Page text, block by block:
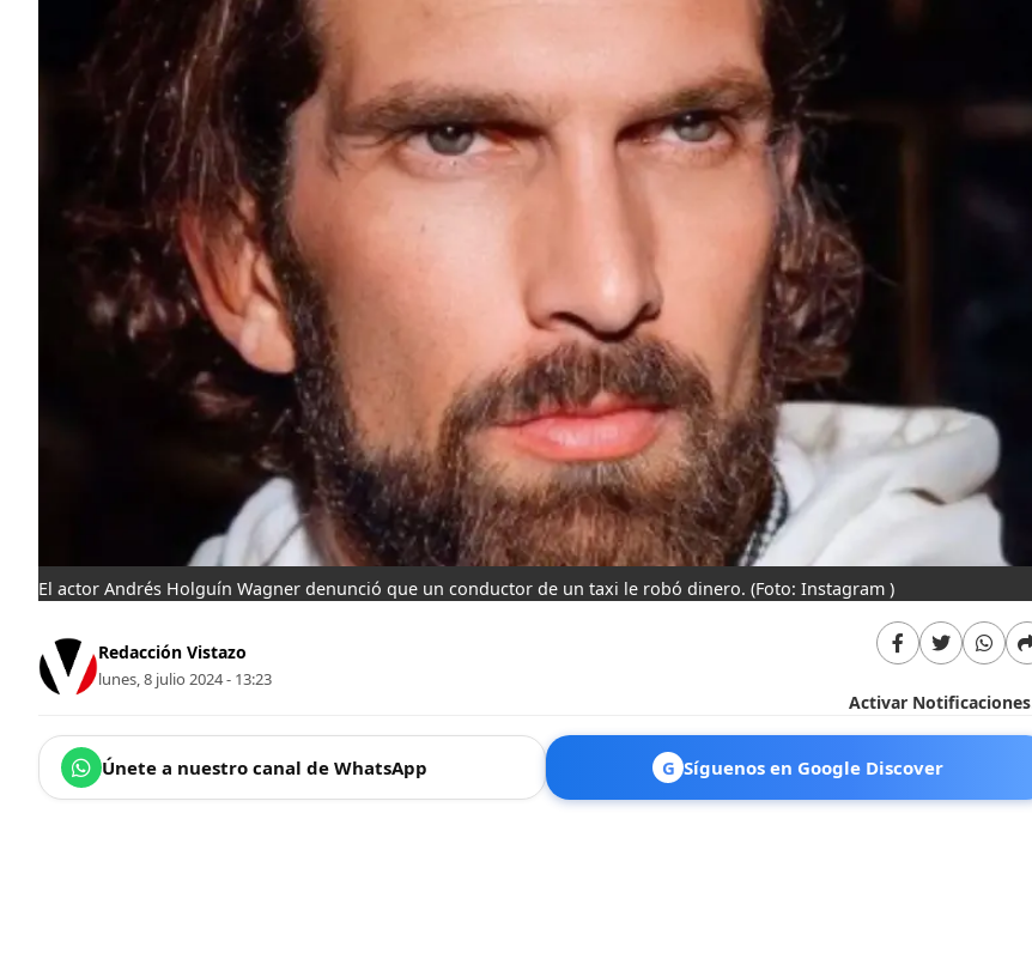
El actor Andrés Holguín Wagner denunció que un conductor de un taxi le robó dinero. (Foto: Instagram )
Redacción Vistazo
lunes, 8 julio 2024 - 13:23
Activar Notificaciones
Únete a nuestro canal de WhatsApp G Síguenos en Google Discover